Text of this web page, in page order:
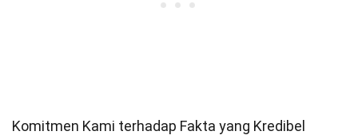
Komitmen Kami terhadap Fakta yang Kredibel